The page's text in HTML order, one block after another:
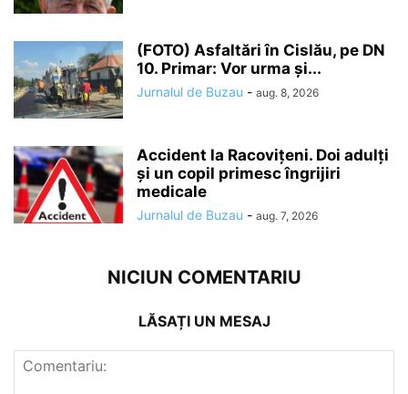
(FOTO) Asfaltări în Cislău, pe DN
10. Primar: Vor urma și...
Jurnalul de Buzau - aug. 8, 2026
Accident la Racovițeni. Doi adulți
și un copil primesc îngrijiri
medicale
Jurnalul de Buzau - aug. 7, 2026
NICIUN COMENTARIU
LĂSAȚI UN MESAJ